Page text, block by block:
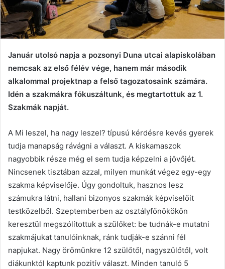
Január utolsó napja a pozsonyi Duna utcai alapiskolában
nemcsak az első félév vége, hanem már második
alkalommal projektnap a felső tagozatosaink számára.
Idén a szakmákra fókuszáltunk, és megtartottuk az 1.
Szakmák napját.
A Mi leszel, ha nagy leszel? típusú kérdésre kevés gyerek
tudja manapság rávágni a választ. A kiskamaszok
nagyobbik része még el sem tudja képzelni a jövőjét.
Nincsenek tisztában azzal, milyen munkát végez egy-egy
szakma képviselője. Úgy gondoltuk, hasznos lesz
számukra látni, hallani bizonyos szakmák képviselőit
testközelből. Szeptemberben az osztályfőnökökön
keresztül megszólítottuk a szülőket: be tudnák-e mutatni
szakmájukat tanulóinknak, ránk tudják-e szánni fél
napjukat. Nagy örömünkre 12 szülőtől, nagyszülőtől, volt
diákunktól kaptunk pozitív választ. Minden tanuló 5